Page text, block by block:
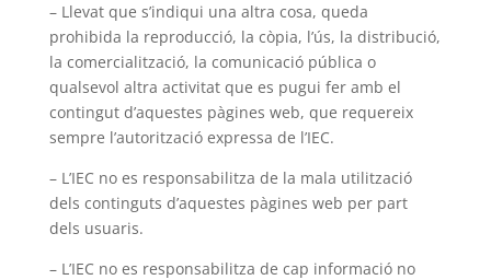
– Llevat que s’indiqui una altra cosa, queda
prohibida la reproducció, la còpia, l’ús, la distribució,
la comercialització, la comunicació pública o
qualsevol altra activitat que es pugui fer amb el
contingut d’aquestes pàgines web, que requereix
sempre l’autorització expressa de l’IEC.
– L’IEC no es responsabilitza de la mala utilització
dels continguts d’aquestes pàgines web per part
dels usuaris.
– L’IEC no es responsabilitza de cap informació no